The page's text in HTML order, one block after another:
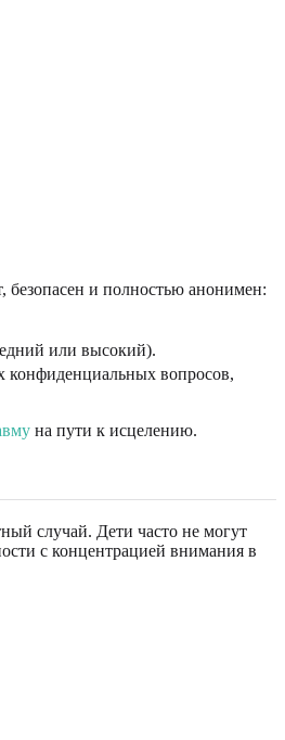
безопасен и полностью анонимен:
или высокий).
конфиденциальных вопросов,
на пути к исцелению.
случай. Дети часто не могут
с концентрацией внимания в